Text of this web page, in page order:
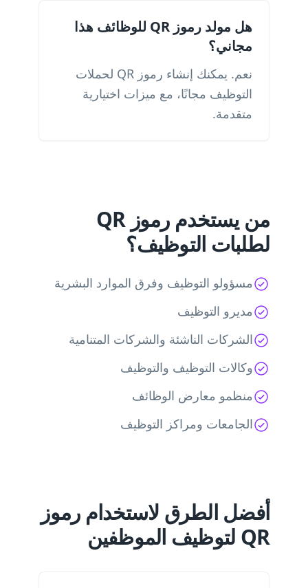
هل مولد رموز QR للوظائف هذا
مجاني؟
نعم. يمكنك إنشاء رموز QR لحملات
التوظيف مجانًا، مع ميزات اختيارية
متقدمة.
من يستخدم رموز QR
لطلبات التوظيف؟
مسؤولو التوظيف وفرق الموارد البشرية
مديرو التوظيف
الشركات الناشئة والشركات المتنامية
وكالات التوظيف والتوظيف
منظمو معارض الوظائف
الجامعات ومراكز التوظيف
أفضل الطرق لاستخدام رموز
QR لتوظيف الموظفين